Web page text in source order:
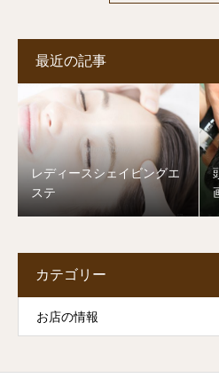
最近の記事
レディースシェイビングエ
ステ
カテゴリー
お店の情報